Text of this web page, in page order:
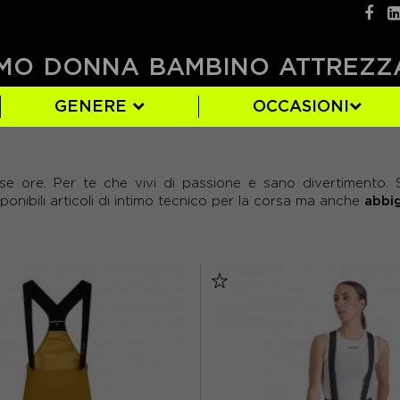
DONNA BAMBINO
GENERE OCCASIONI
FLANDRES LOVE (4)
ROSSO(1)
S (47)
ore. Per te che vivi di passione e sano
articoli di intimo tecnico per la corsa ma anche